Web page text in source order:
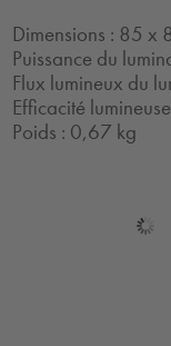
Dimensions : 85 x
Puissance du
Flux lumineux du
Efficacité
Poids : 0,67 kg